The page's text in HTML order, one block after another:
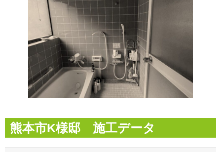
熊本市K様邸 施工データ